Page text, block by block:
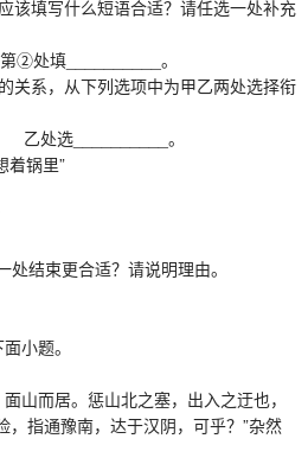
填写什么短语合适？请任选一处补充
处填__________。
系，从下列选项中为甲乙两处选择衔
选__________。
锅里”
结束更合适？请说明理由。
小题。
而居。惩山北之塞，出入之迂也，
，指通豫南，达于汉阴，可乎？”杂然